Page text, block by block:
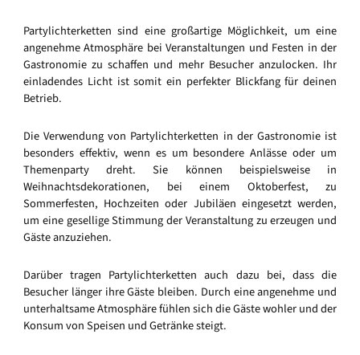
Partylichterketten sind eine großartige Möglichkeit, um eine
angenehme Atmosphäre bei Veranstaltungen und Festen in der
Gastronomie zu schaffen und mehr Besucher anzulocken. Ihr
einladendes Licht ist somit ein perfekter Blickfang für deinen
Betrieb.
Die Verwendung von Partylichterketten in der Gastronomie ist
besonders effektiv, wenn es um besondere Anlässe oder um
Themenparty dreht. Sie können beispielsweise in
Weihnachtsdekorationen, bei einem Oktoberfest, zu
Sommerfesten, Hochzeiten oder Jubiläen eingesetzt werden,
um eine gesellige Stimmung der Veranstaltung zu erzeugen und
Gäste anzuziehen.
Darüber tragen Partylichterketten auch dazu bei, dass die
Besucher länger ihre Gäste bleiben. Durch eine angenehme und
unterhaltsame Atmosphäre fühlen sich die Gäste wohler und der
Konsum von Speisen und Getränke steigt.